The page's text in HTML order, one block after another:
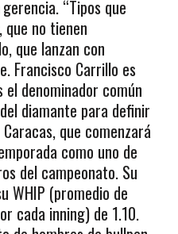
“Tipos que
que no tienen
que lanzan con
Francisco Carrillo es
el denominador común
diamante para definir
que comenzará
como uno de
del campeonato. Su
WHIP (promedio de
cada inning) de 1.10.